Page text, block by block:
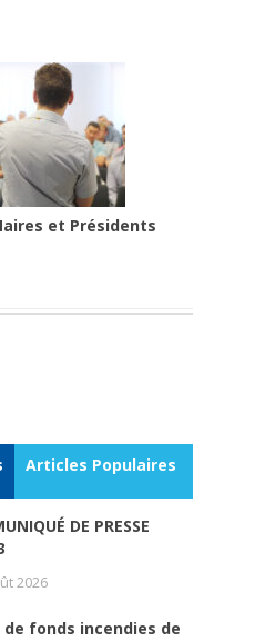
et Présidents
Articles Populaires
DE PRESSE
2026
de fonds incendies de